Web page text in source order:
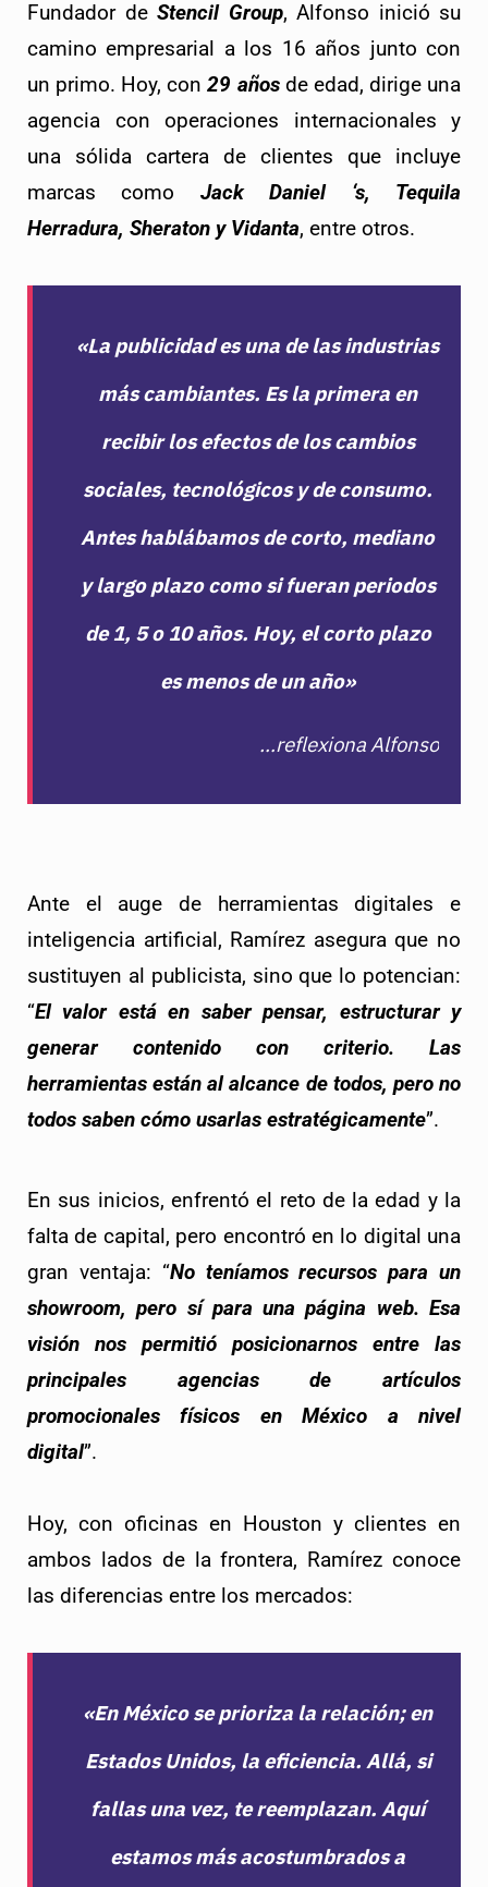
Fundador de Stencil Group, Alfonso inició su
camino empresarial a los 16 años junto con
un primo. Hoy, con 29 años de edad, dirige una
agencia con operaciones internacionales y
una sólida cartera de clientes que incluye
marcas como Jack Daniel ‘s, Tequila
Herradura, Sheraton y Vidanta, entre otros.
«La publicidad es una de las industrias
más cambiantes. Es la primera en
recibir los efectos de los cambios
sociales, tecnológicos y de consumo.
Antes hablábamos de corto, mediano
y largo plazo como si fueran periodos
de 1, 5 o 10 años. Hoy, el corto plazo
es menos de un año»
…reflexiona Alfonso
Ante el auge de herramientas digitales e
inteligencia artificial, Ramírez asegura que no
sustituyen al publicista, sino que lo potencian:
“El valor está en saber pensar, estructurar y
generar contenido con criterio. Las
herramientas están al alcance de todos, pero no
todos saben cómo usarlas estratégicamente”.
En sus inicios, enfrentó el reto de la edad y la
falta de capital, pero encontró en lo digital una
gran ventaja: “No teníamos recursos para un
showroom, pero sí para una página web. Esa
visión nos permitió posicionarnos entre las
principales agencias de artículos
promocionales físicos en México a nivel
digital”.
Hoy, con oficinas en Houston y clientes en
ambos lados de la frontera, Ramírez conoce
las diferencias entre los mercados:
«En México se prioriza la relación; en
Estados Unidos, la eficiencia. Allá, si
fallas una vez, te reemplazan. Aquí
estamos más acostumbrados a